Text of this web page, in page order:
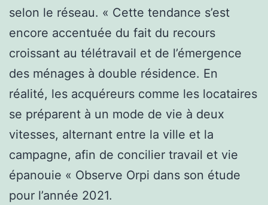
selon le réseau. « Cette tendance s’est
encore accentuée du fait du recours
croissant au télétravail et de l’émergence
des ménages à double résidence. En
réalité, les acquéreurs comme les locataires
se préparent à un mode de vie à deux
vitesses, alternant entre la ville et la
campagne, afin de concilier travail et vie
épanouie « Observe Orpi dans son étude
pour l’année 2021.